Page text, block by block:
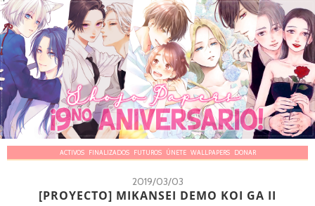
ACTIVOS FINALIZADOS FUTUROS ÚNETE WALLPAPERS DONAR
2019/03/03
[PROYECTO] MIKANSEI DEMO KOI GA II